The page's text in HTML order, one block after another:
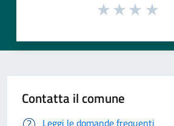
Contatta il comune